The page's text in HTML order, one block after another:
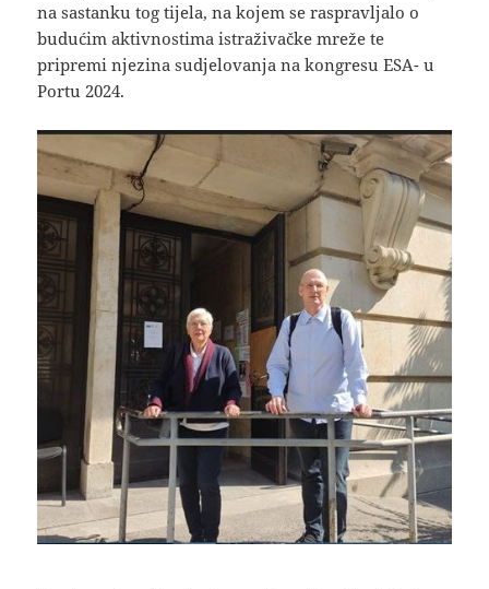
na sastanku tog tijela, na kojem se raspravljalo o
budućim aktivnostima istraživačke mreže te
pripremi njezina sudjelovanja na kongresu ESA- u
Portu 2024.